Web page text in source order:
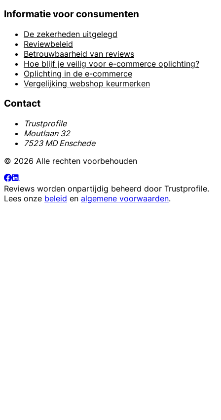
Informatie voor consumenten
De zekerheden uitgelegd
Reviewbeleid
Betrouwbaarheid van reviews
Hoe blijf je veilig voor e-commerce oplichting?
Oplichting in de e-commerce
Vergelijking webshop keurmerken
Contact
Trustprofile
Moutlaan 32
7523 MD Enschede
© 2026 Alle rechten voorbehouden
Reviews worden onpartijdig beheerd door Trustprofile.
Lees onze beleid en algemene voorwaarden.